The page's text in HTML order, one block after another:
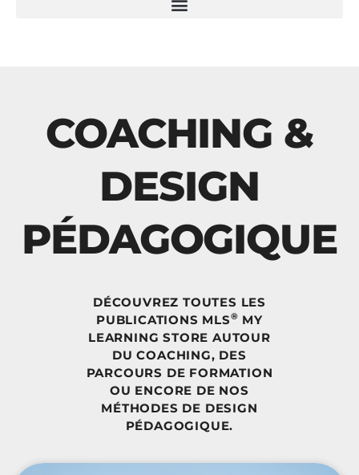
COACHING &
DESIGN
PÉDAGOGIQUE
DÉCOUVREZ TOUTES LES
PUBLICATIONS MLS® MY
LEARNING STORE AUTOUR
DU COACHING, DES
PARCOURS DE FORMATION
OU ENCORE DE NOS
MÉTHODES DE DESIGN
PÉDAGOGIQUE.